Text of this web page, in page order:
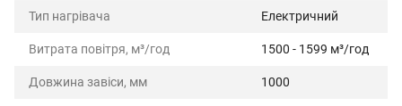
Тип нагрівача Електричний
Витрата повітря, м³/год 1500 - 1599 м³/год
Довжина завіси, мм 1000